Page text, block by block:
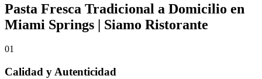
Pasta Fresca Tradicional a Domicilio en
Miami Springs | Siamo Ristorante
01
Calidad y Autenticidad